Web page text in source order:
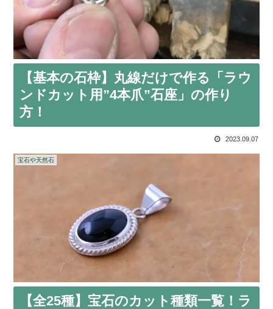
【基本の石枠】丸線だけで作る「ラウ
ンドカット用”4本爪”石座」の作り
方！
2023.09.07
宝石や天然石
【全25種】宝石のカット種類一覧！ラ